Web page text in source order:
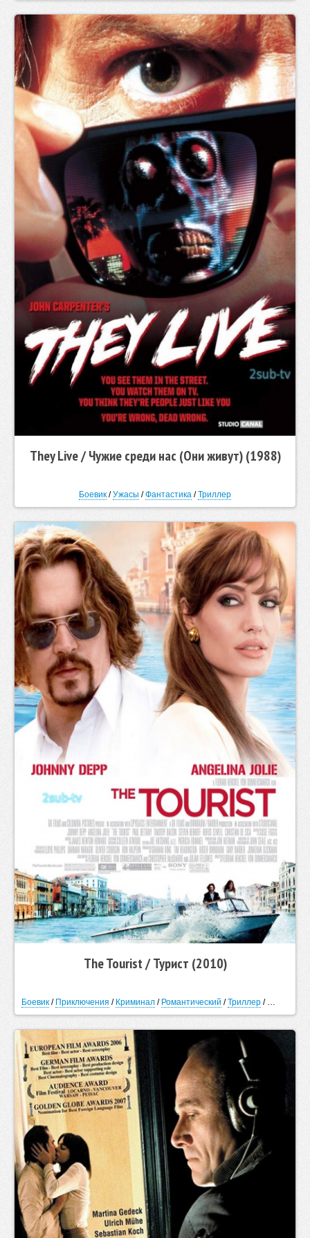
They Live / Чyжие среди нас (Они живут) (1988)
Боевик /Ужасы /Фантастика /Триллер
The Tourist / Турист (2010)
Боевик / Приключения / Криминал / Романтический /Триллер / Детектив